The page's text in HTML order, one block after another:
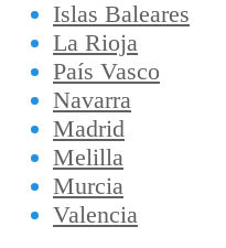
Islas Baleares
La Rioja
País Vasco
Navarra
Madrid
Melilla
Murcia
Valencia